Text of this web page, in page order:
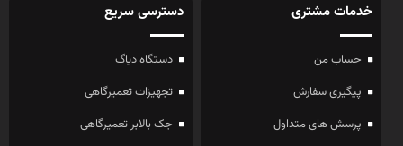
خدمات مشتری
حساب من
پیگیری سفارش
پرسش های متداول
دسترسی سریع
دستگاه دیاگ
تجهیزات تعمیرگاهی
جک بالابر تعمیرگاهی